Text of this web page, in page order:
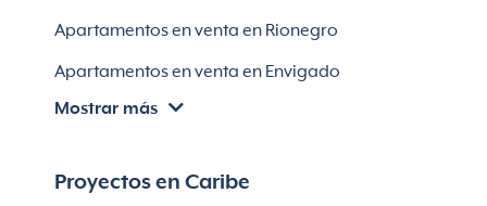
Apartamentos en venta en Rionegro
Apartamentos en venta en Envigado
Apartamentos en venta en Itagüí
Apartamentos en venta en Bello
Mostrar más
Proyectos en Caribe